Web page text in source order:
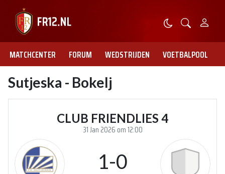
MATCHCENTER FORUM WEDSTRIJDEN VOETBALPOOL
Sutjeska - Bokelj
CLUB FRIENDLIES 4
31 Jan 2026 om 12:00
1-0